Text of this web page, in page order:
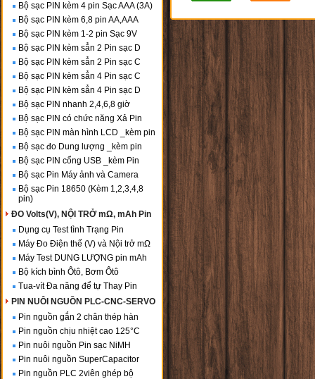
Bộ sạc PIN kèm 4 pin Sạc AAA (3A)
Bộ sạc PIN kèm 6,8 pin AA,AAA
Bộ sạc PIN kèm 1-2 pin Sạc 9V
Bộ sạc PIN kèm sẳn 2 Pin sạc D
Bộ sạc PIN kèm sẳn 2 Pin sạc C
Bộ sạc PIN kèm sẳn 4 Pin sạc C
Bộ sạc PIN kèm sẳn 4 Pin sạc D
Bộ sạc PIN nhanh 2,4,6,8 giờ
Bộ sạc PIN có chức năng Xả Pin
Bộ sạc PIN màn hình LCD _kèm pin
Bộ sạc đo Dung lượng _kèm pin
Bộ sạc PIN cổng USB _kèm Pin
Bộ sạc Pin Máy ảnh và Camera
Bộ sạc Pin 18650 (Kèm 1,2,3,4,8
pin)
ĐO Volts(V), NỘI TRỞ mΩ, mAh Pin
Dụng cụ Test tình Trạng Pin
Máy Đo Điện thế (V) và Nội trở mΩ
Máy Test DUNG LƯỢNG pin mAh
Bộ kích bình Ôtô, Bơm Ôtô
Tua-vít Đa năng để tự Thay Pin
PIN NUÔI NGUỒN PLC-CNC-SERVO
Pin nguồn gắn 2 chân thép hàn
Pin nguồn chịu nhiệt cao 125°C
Pin nuôi nguồn Pin sạc NiMH
Pin nuôi nguồn SuperCapacitor
Pin nguồn PLC 2viên ghép bộ